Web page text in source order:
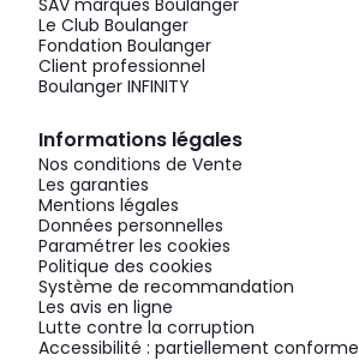
SAV marques Boulanger
Le Club Boulanger
Fondation Boulanger
Client professionnel
Boulanger INFINITY
Informations légales
Nos conditions de Vente
Les garanties
Mentions légales
Données personnelles
Paramétrer les cookies
Politique des cookies
Système de recommandation
Les avis en ligne
Lutte contre la corruption
Accessibilité : partiellement conforme